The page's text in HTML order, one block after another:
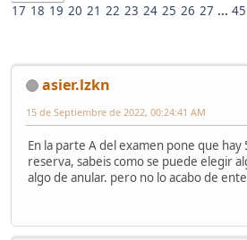
17 18 19 20 21 22 23 24 25 26 27 ... 45
asier.lzkn
15 de Septiembre de 2022, 00:24:41 AM
En la parte A del examen pone que
reserva, sabeis como se puede elegir
algo de anular. pero no lo acabo de